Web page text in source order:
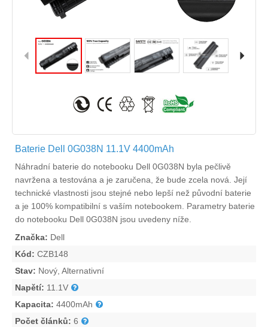
Baterie Dell 0G038N 11.1V 4400mAh
Náhradní baterie do notebooku Dell 0G038N byla pečlivě
navržena a testována a je zaručena, že bude zcela nová. Její
technické vlastnosti jsou stejné nebo lepší než původní baterie
a je 100% kompatibilní s vaším notebookem. Parametry baterie
do notebooku Dell 0G038N jsou uvedeny níže.
Značka: Dell
Kód: CZB148
Stav: Nový, Alternativní
Napětí: 11.1V
Kapacita: 4400mAh
Počet článků: 6